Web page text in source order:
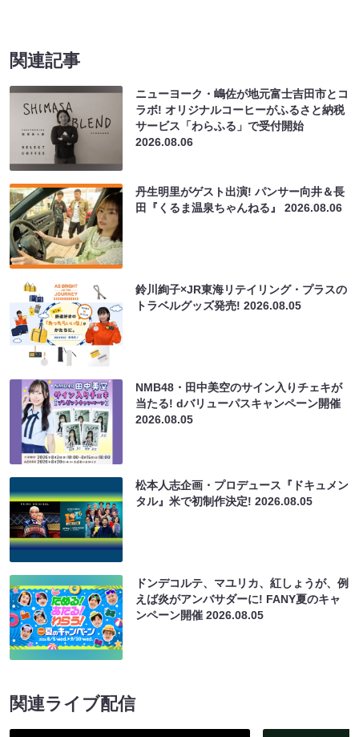
関連記事
ニューヨーク・嶋佐が地元富士吉田市とコ
ラボ! オリジナルコーヒーがふるさと納税
サービス「わらふる」で受付開始
2026.08.06
丹生明里がゲスト出演! パンサー向井＆長
田『くるま温泉ちゃんねる』2026.08.06
鈴川絢子×JR東海リテイリング・プラスの
トラベルグッズ発売!2026.08.05
NMB48・田中美空のサイン入りチェキが
当たる! dバリューパスキャンペーン開催
2026.08.05
松本人志企画・プロデュース『ドキュメン
タル』米で初制作決定!2026.08.05
ドンデコルテ、マユリカ、紅しょうが、例
えば炎がアンバサダーに! FANY夏のキャ
ンペーン開催2026.08.05
関連ライブ配信